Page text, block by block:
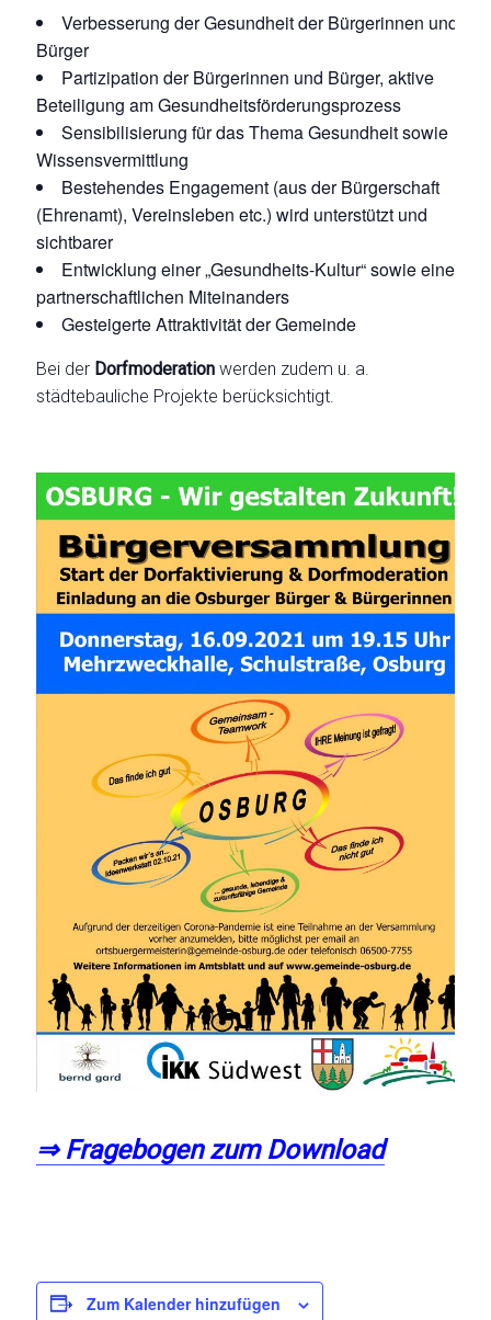
Verbesserung der Gesundheit der Bürgerinnen und
Bürger
Partizipation der Bürgerinnen und Bürger, aktive
Beteiligung am Gesundheitsförderungsprozess
Sensibilisierung für das Thema Gesundheit sowie
Wissensvermittlung
Bestehendes Engagement (aus der Bürgerschaft
(Ehrenamt), Vereinsleben etc.) wird unterstützt und
sichtbarer
Entwicklung einer „Gesundheits-Kultur“ sowie eines
partnerschaftlichen Miteinanders
Gesteigerte Attraktivität der Gemeinde
Bei der Dorfmoderation werden zudem u. a.
städtebauliche Projekte berücksichtigt.
⇒ Fragebogen zum Download
Zum Kalender hinzufügen